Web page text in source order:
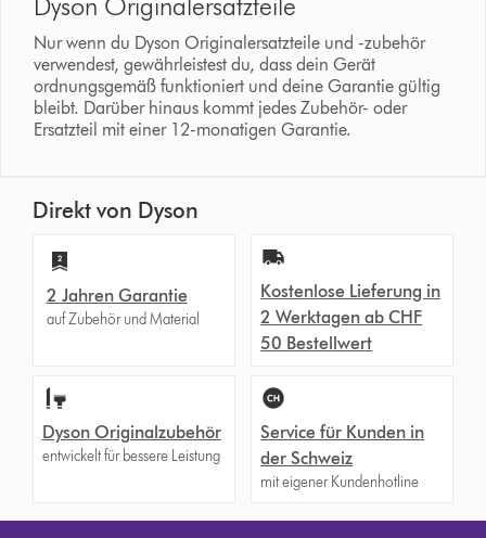
Nur wenn du Dyson Originalersatzteile und -zubehör
verwendest, gewährleistest du, dass dein Gerät
ordnungsgemäß funktioniert und deine Garantie gültig
bleibt. Darüber hinaus kommt jedes Zubehör- oder
Ersatzteil mit einer 12-monatigen Garantie.
Direkt von Dyson
2 Jahren Garantie
auf Zubehör und Material
Kostenlose Lieferung in
2 Werktagen ab CHF
50 Bestellwert
Dyson Originalzubehör
entwickelt für bessere Leistung
Service für Kunden in
der Schweiz
mit eigener Kundenhotline